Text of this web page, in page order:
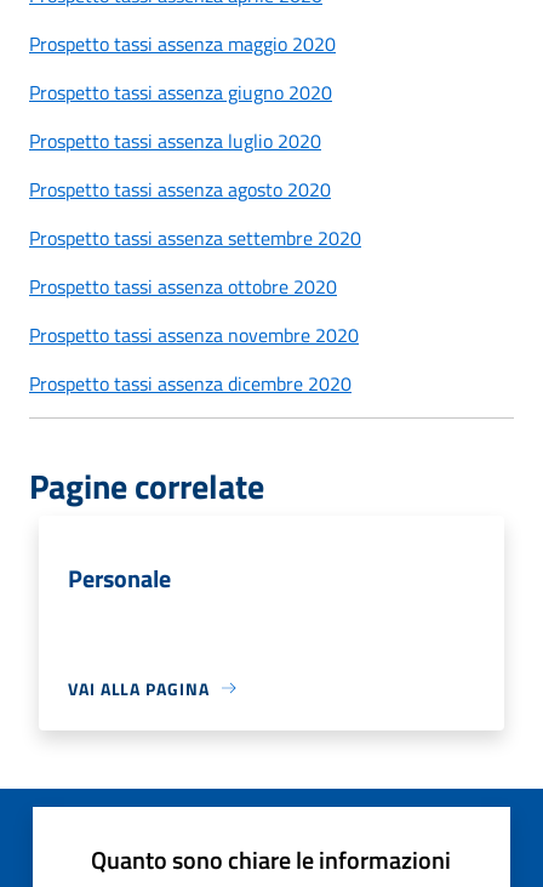
Prospetto tassi assenza maggio 2020
Prospetto tassi assenza giugno 2020
Prospetto tassi assenza luglio 2020
Prospetto tassi assenza agosto 2020
Prospetto tassi assenza settembre 2020
Prospetto tassi assenza ottobre 2020
Prospetto tassi assenza novembre 2020
Prospetto tassi assenza dicembre 2020
Pagine correlate
Personale
VAI ALLA PAGINA
Quanto sono chiare le informazioni